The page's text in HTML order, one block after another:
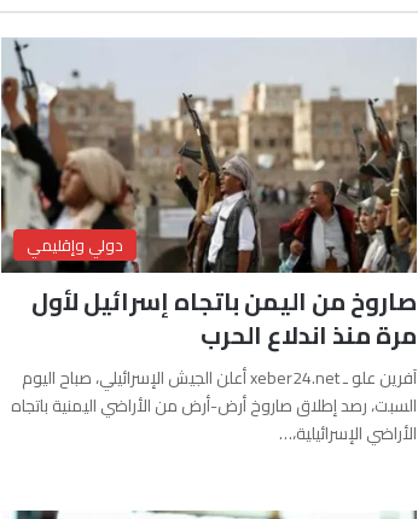
دولي وإقليمي
صاروخ من اليمن باتجاه إسرائيل لأول
مرة منذ اندلاع الحرب
آفرين علو ـ xeber24.net أعلن الجيش الإسرائيلي، صباح اليوم
السبت، رصد إطلاق صاروخ أرض-أرض من الأراضي اليمنية باتجاه
الأراضي الإسرائيلية،…